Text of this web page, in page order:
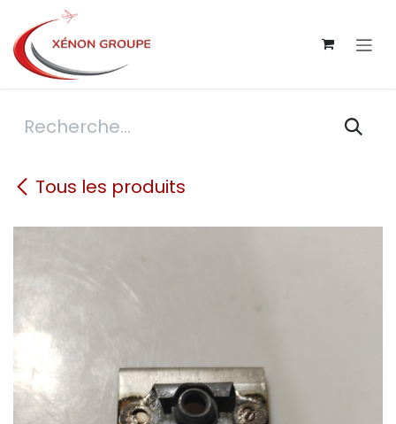
Se rendre au contenu
Tous les produits